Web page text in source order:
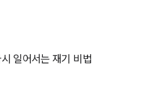
일어서는 재기 비법